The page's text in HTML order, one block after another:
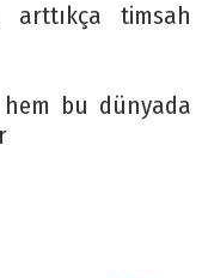
arttıkça timsah
hem bu dünyada